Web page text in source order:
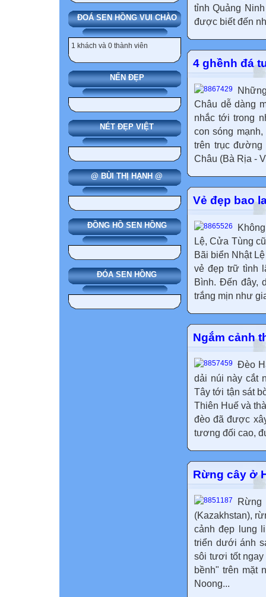
ĐOÁ SEN HỒNG VUI CHÀO
1 khách và 0 thành viên
NẾN ĐẸP
NÉT ĐẸP VIỆT
@ BÙI THỊ HẠNH @
ĐỒNG HỒ SEN HỒNG
ĐÓA SEN HỒNG
tỉnh Quảng
được biết đến
4 ghềnh đá
Châu dễ dàng
nhắc tới trong
con sóng
trên trục
Châu (Bà Rịa -
Vẻ đẹp bao
Lệ, Cửa Tùng
Bãi biển Nhật
vẻ đẹp trữ tình
Bình. Đến đây,
trắng mịn như
Ngắm cảnh
Đèo
dải núi này cắt
Tây tới tận sát
Thiên Huế và
đèo đã được
tương đối cao,
Rừng cây ở
(Kazakhstan),
cảnh đẹp lung
triển dưới ánh
sôi tươi tốt
bềnh" trên mặt
Noong...